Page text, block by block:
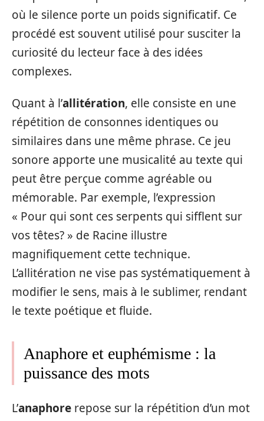
où le silence porte un poids significatif. Ce
procédé est souvent utilisé pour susciter la
curiosité du lecteur face à des idées
complexes.
Quant à l’allitération, elle consiste en une
répétition de consonnes identiques ou
similaires dans une même phrase. Ce jeu
sonore apporte une musicalité au texte qui
peut être perçue comme agréable ou
mémorable. Par exemple, l’expression
« Pour qui sont ces serpents qui sifflent sur
vos têtes? » de Racine illustre
magnifiquement cette technique.
L’allitération ne vise pas systématiquement à
modifier le sens, mais à le sublimer, rendant
le texte poétique et fluide.
Anaphore et euphémisme : la
puissance des mots
L’anaphore repose sur la répétition d’un mot